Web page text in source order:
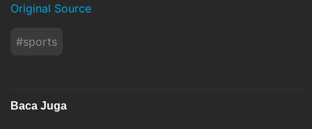
Original Source
#sports
Baca Juga